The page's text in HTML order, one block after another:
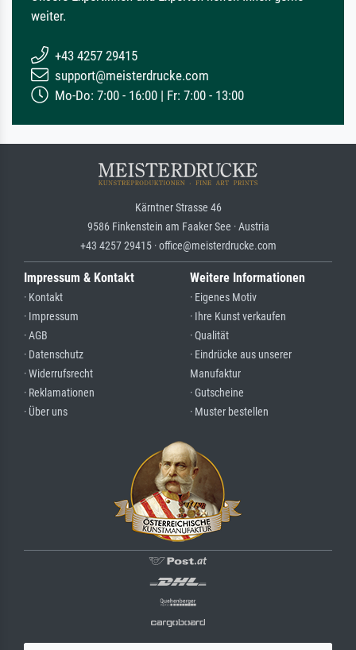
weiter.
+43 4257 29415
support@meisterdrucke.com
Mo-Do: 7:00 - 16:00 | Fr: 7:00 - 13:00
Kärntner Strasse 46
9586 Finkenstein am Faaker See · Austria
+43 4257 29415 · office@meisterdrucke.com
Impressum & Kontakt
· Kontakt
· Impressum
· AGB
· Datenschutz
· Widerrufsrecht
· Reklamationen
· Über uns
Weitere Informationen
· Eigenes Motiv
· Ihre Kunst verkaufen
· Qualität
· Eindrücke aus unserer
Manufaktur
· Gutscheine
· Muster bestellen